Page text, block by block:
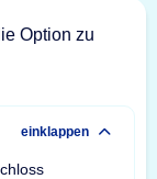
Option zu
einklappen